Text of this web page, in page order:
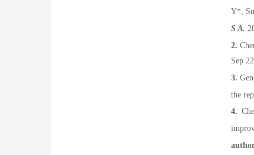
Y*,
S A.
2.
Sep
3.
the
4.